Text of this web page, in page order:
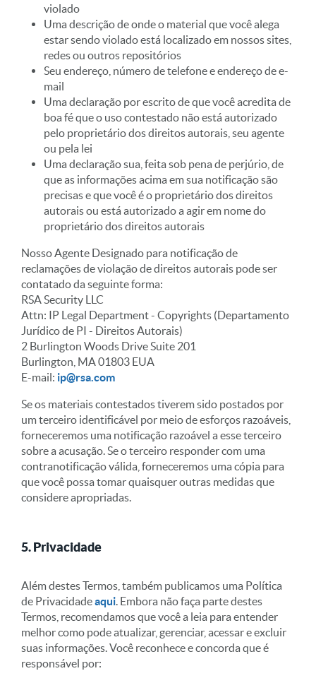
violado
Uma descrição de onde o material que você alega
estar sendo violado está localizado em nossos sites,
redes ou outros repositórios
Seu endereço, número de telefone e endereço de e-
mail
Uma declaração por escrito de que você acredita de
boa fé que o uso contestado não está autorizado
pelo proprietário dos direitos autorais, seu agente
ou pela lei
Uma declaração sua, feita sob pena de perjúrio, de
que as informações acima em sua notificação são
precisas e que você é o proprietário dos direitos
autorais ou está autorizado a agir em nome do
proprietário dos direitos autorais
Nosso Agente Designado para notificação de
reclamações de violação de direitos autorais pode ser
contatado da seguinte forma:
RSA Security LLC
Attn: IP Legal Department - Copyrights (Departamento
Jurídico de PI - Direitos Autorais)
2 Burlington Woods Drive Suite 201
Burlington, MA 01803 EUA
E-mail: ip@rsa.com
Se os materiais contestados tiverem sido postados por
um terceiro identificável por meio de esforços razoáveis,
forneceremos uma notificação razoável a esse terceiro
sobre a acusação. Se o terceiro responder com uma
contranotificação válida, forneceremos uma cópia para
que você possa tomar quaisquer outras medidas que
considere apropriadas.
5. Privacidade
Além destes Termos, também publicamos uma Política
de Privacidadeaqui. Embora não faça parte destes
Termos, recomendamos que você a leia para entender
melhor como pode atualizar, gerenciar, acessar e excluir
suas informações. Você reconhece e concorda que é
responsável por: